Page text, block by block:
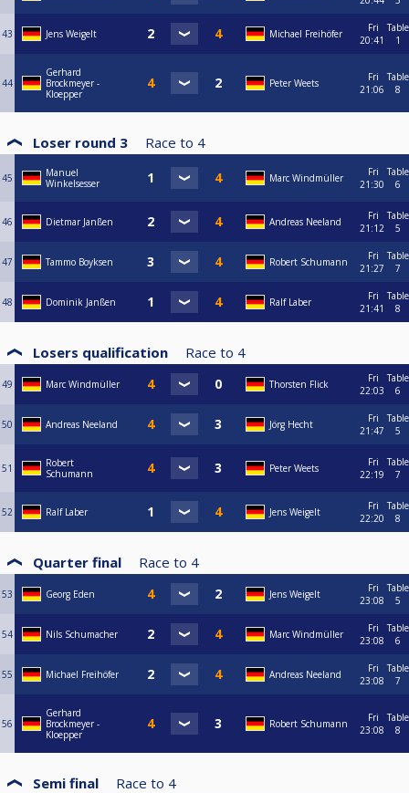
43 Jens Weigelt Michael Freihöfer
Fri
20:41
Table
1
44
Gerhard
Brockmeyer -
Kloepper
Peter Weets
Fri
21:06
Table
8
Loser round 3 Race to 4
45
Manuel
Winkelsesser
Marc Windmüller
Fri
21:30
Table
6
46 Dietmar Janßen Andreas Neeland
Fri
21:12
Table
5
47 Tammo Boyksen Robert Schumann
Fri
21:27
Table
7
48 Dominik Janßen Ralf Laber
Fri
21:41
Table
8
Losers qualification Race to 4
49 Marc Windmüller Thorsten Flick
Fri
22:03
Table
6
50 Andreas Neeland Jörg Hecht
Fri
21:47
Table
5
51
Robert
Schumann
Peter Weets
Fri
22:19
Table
7
52 Ralf Laber Jens Weigelt
Fri
22:20
Table
8
Quarter final Race to 4
53 Georg Eden Jens Weigelt
Fri
23:08
Table
5
54 Nils Schumacher Marc Windmüller
Fri
23:08
Table
6
55 Michael Freihöfer Andreas Neeland
Fri
23:08
Table
7
56
Gerhard
Brockmeyer -
Kloepper
Robert Schumann
Fri
23:08
Table
8
Semi final Race to 4